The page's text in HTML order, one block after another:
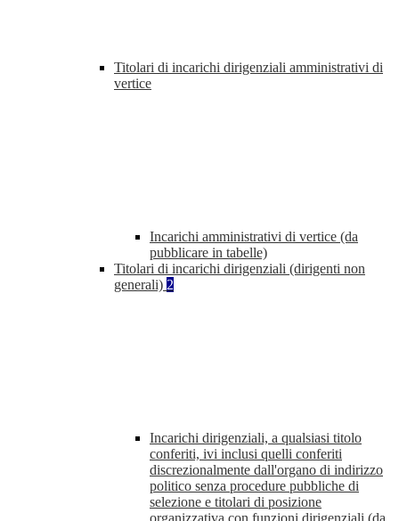
Titolari di incarichi dirigenziali amministrativi di
vertice
Incarichi amministrativi di vertice (da
pubblicare in tabelle)
Titolari di incarichi dirigenziali (dirigenti non
generali) 2
Incarichi dirigenziali, a qualsiasi titolo
conferiti, ivi inclusi quelli conferiti
discrezionalmente dall'organo di indirizzo
politico senza procedure pubbliche di
selezione e titolari di posizione